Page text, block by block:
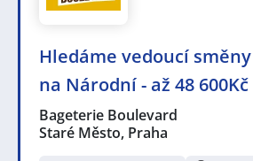
Hledáme vedoucí směny
na Národní - až 48 600Kč
Bageterie Boulevard
Staré Město, Praha